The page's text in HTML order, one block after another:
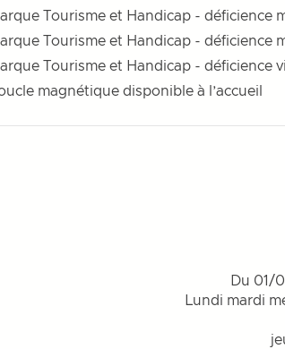
Tourisme et Handicap - déficience
Tourisme et Handicap - déficience
Tourisme et Handicap - déficience
magnétique disponible à l’accueil
Du 01/
Lundi mardi